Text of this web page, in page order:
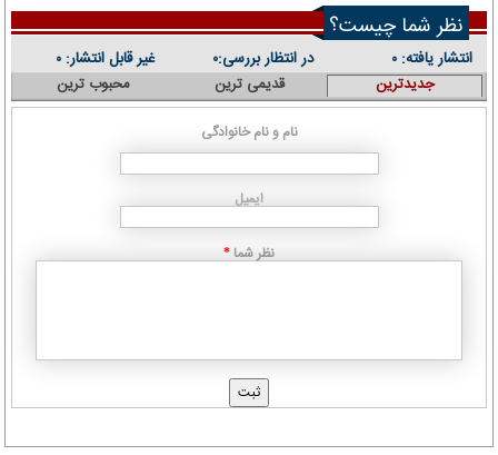
نظر شما چیست؟
انتشار یافته: ۰ در انتظار بررسی:۰ غیر قابل انتشار: ۰
جدیدترین قدیمی ترین محبوب ترین
نام و نام خانوادگی
ایمیل
نظر شما *